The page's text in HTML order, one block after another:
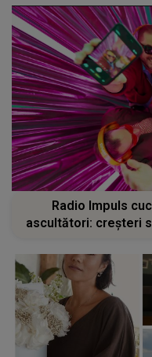
Radio Impuls
ascultători: creșteri